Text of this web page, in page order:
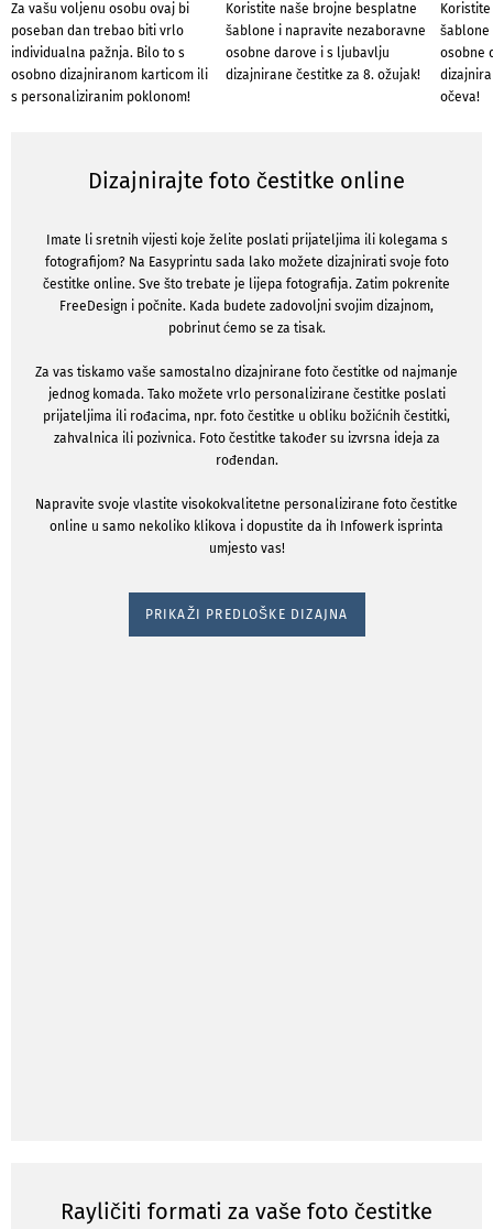
Za vašu voljenu osobu ovaj bi
poseban dan trebao biti vrlo
individualna pažnja. Bilo to s
osobno dizajniranom karticom ili
s personaliziranim poklonom!
Koristite naše brojne besplatne
šablone i napravite nezaboravne
osobne darove i s ljubavlju
dizajnirane čestitke za 8. ožujak!
šablone
osobne
očeva!
Dizajnirajte foto čestitke online
Imate li sretnih vijesti koje želite poslati prijateljima ili kolegama s
fotografijom? Na Easyprintu sada lako možete dizajnirati svoje foto
čestitke online. Sve što trebate je lijepa fotografija. Zatim pokrenite
FreeDesign i počnite. Kada budete zadovoljni svojim dizajnom,
pobrinut ćemo se za tisak.
Za vas tiskamo vaše samostalno dizajnirane foto čestitke od najmanje
jednog komada. Tako možete vrlo personalizirane čestitke poslati
prijateljima ili rođacima, npr. foto čestitke u obliku božićnih čestitki,
zahvalnica ili pozivnica. Foto čestitke također su izvrsna ideja za
rođendan.
Napravite svoje vlastite visokokvalitetne personalizirane foto čestitke
online u samo nekoliko klikova i dopustite da ih Infowerk isprinta
umjesto vas!
PRIKAŽI PREDLOŠKE DIZAJNA
Rayličiti formati za vaše foto čestitke